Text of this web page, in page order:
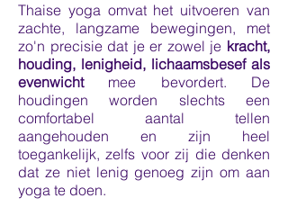
Thaise yoga omvat het uitvoeren van
zachte, langzame bewegingen, met
zo'n precisie dat je er zowel je kracht,
houding, lenigheid, lichaamsbesef als
evenwichtmee bevordert. De
houdingen worden slechts een
comfortabel aantal tellen
aangehouden en zijn heel
toegankelijk, zelfs voor zij die denken
dat ze niet lenig genoeg zijn om aan
yoga te doen.